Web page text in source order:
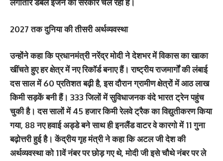
लगातार डबल इंजन की सरकार चल रही है।
2027 तक दुनिया की तीसरी अर्थव्यवस्था
उन्होंने कहा कि प्रधानमंत्री नरेंद्र मोदी ने देशभर में विकास का खाका
खींचते हुए हर क्षेत्र में नए रिकॉर्ड बनाए हैं। राष्ट्रीय राजमार्गों की लंबाई
दस साल में 60 प्रतिशत बढ़ी है, इस दौरान ग्रामीण क्षेत्रों में आठ लाख
किमी सड़कें बनी हैं। 333 जिलों में सुविधाजनक वंदे भारत ट्रेन पहुंच
चुकी है। दस सालों में 45 हजार किमी रेलवे ट्रैक का विद्युतीकरण किया
गया, 88 नए हवाई अड्डे बने साथ ही इनलैंड वाटर वे कारगो में 11 गुना
बढ़ोत्तरी हुई है। केंद्रीय गृह मंत्री ने कहा कि अटल जी देश की
अर्थव्यवस्था को 11वें नंबर पर छोड़ गए थे, मोदी जी इसे चौथे नंबर पर ले